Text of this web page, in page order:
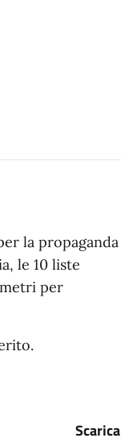
la propaganda
le 10 liste
per
Scarica